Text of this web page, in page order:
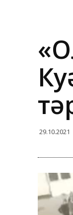
29.10.2021